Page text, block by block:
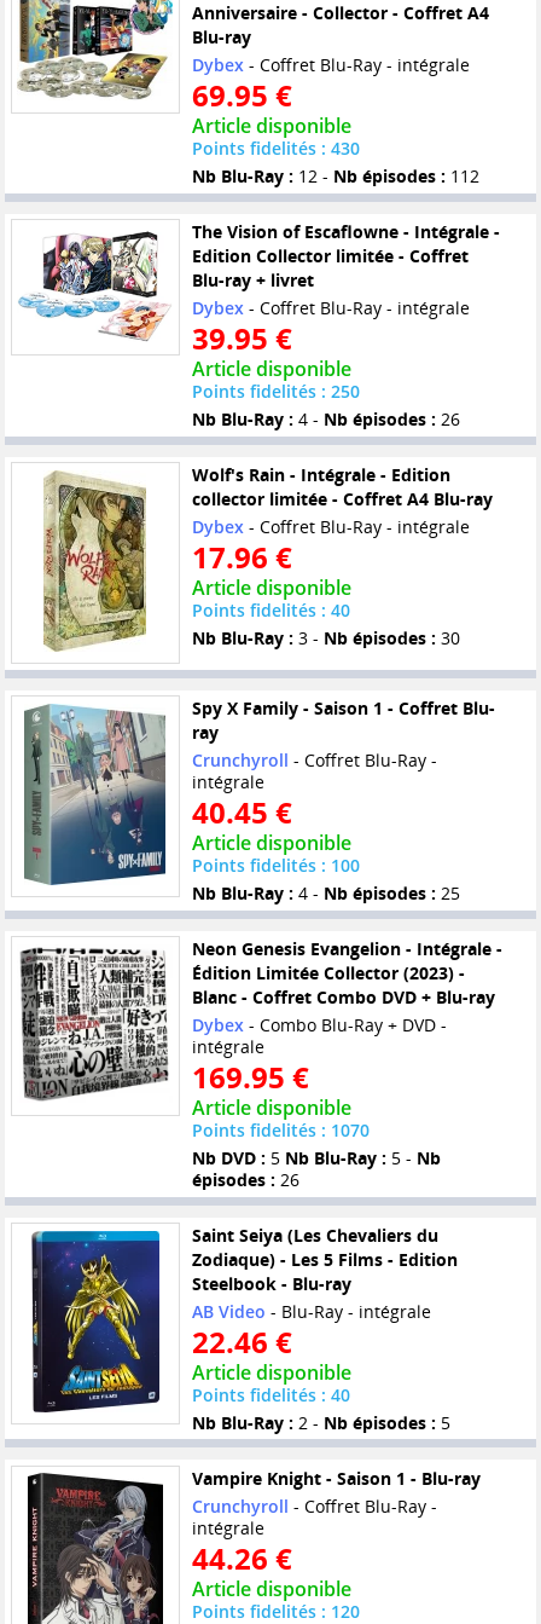
Anniversaire - Collector - Coffret A4
Blu-ray
Dybex- Coffret Blu-Ray - intégrale
69.95 €
Article disponible
Points fidelités : 430
Nb Blu-Ray : 12 - Nb épisodes : 112
The Vision of Escaflowne - Intégrale -
Edition Collector limitée - Coffret
Blu-ray + livret
Dybex- Coffret Blu-Ray - intégrale
39.95 €
Article disponible
Points fidelités : 250
Nb Blu-Ray : 4 - Nb épisodes : 26
Wolf's Rain - Intégrale - Edition
collector limitée - Coffret A4 Blu-ray
Dybex- Coffret Blu-Ray - intégrale
17.96 €
Article disponible
Points fidelités : 40
Nb Blu-Ray : 3 - Nb épisodes : 30
Spy X Family - Saison 1 - Coffret Blu-
ray
Crunchyroll - Coffret Blu-Ray -
intégrale
40.45 €
Article disponible
Points fidelités : 100
Nb Blu-Ray : 4 - Nb épisodes : 25
Neon Genesis Evangelion - Intégrale -
Édition Limitée Collector (2023) -
Blanc - Coffret Combo DVD + Blu-ray
Dybex- Combo Blu-Ray + DVD -
intégrale
169.95 €
Article disponible
Points fidelités : 1070
Nb DVD : 5 Nb Blu-Ray : 5 - Nb
épisodes : 26
Saint Seiya (Les Chevaliers du
Zodiaque) - Les 5 Films - Edition
Steelbook - Blu-ray
AB Video - Blu-Ray - intégrale
22.46 €
Article disponible
Points fidelités : 40
Nb Blu-Ray : 2 - Nb épisodes : 5
Vampire Knight - Saison 1 - Blu-ray
Crunchyroll - Coffret Blu-Ray -
intégrale
44.26 €
Article disponible
Points fidelités : 120